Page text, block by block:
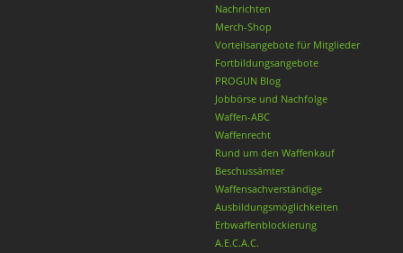
Nachrichten
Merch-Shop
Vorteilsangebote für Mitglieder
Fortbildungsangebote
PROGUN Blog
Jobbörse und Nachfolge
Waffen-ABC
Waffenrecht
Rund um den Waffenkauf
Beschussämter
Waffensachverständige
Ausbildungsmöglichkeiten
Erbwaffenblockierung
A.E.C.A.C.